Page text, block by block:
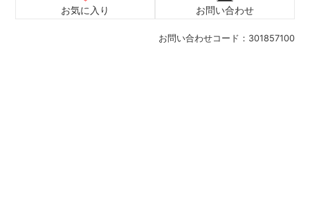
お問い合わせコード： 301857100
お気に入り お問い合わせ